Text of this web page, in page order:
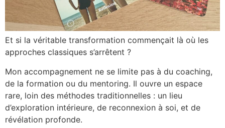
Et si la véritable transformation commençait là où les
approches classiques s’arrêtent ?
Mon accompagnement ne se limite pas à du coaching,
de la formation ou du mentoring. Il ouvre un espace
rare, loin des méthodes traditionnelles : un lieu
d’exploration intérieure, de reconnexion à soi, et de
révélation profonde.